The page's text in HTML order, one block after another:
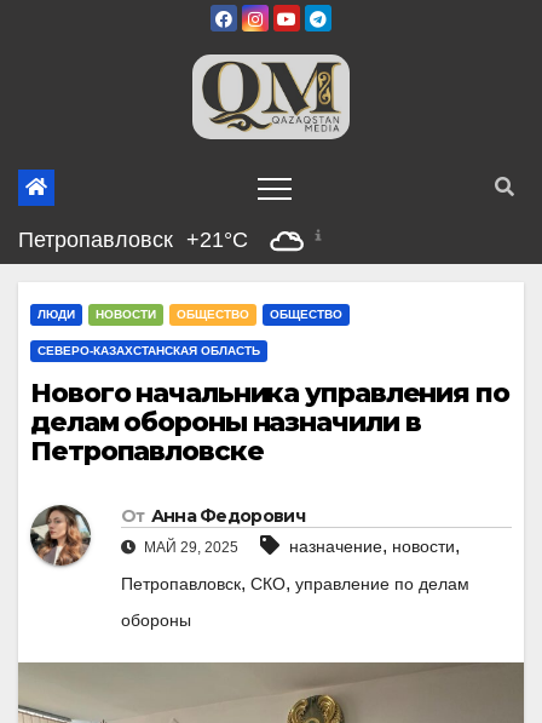
Петропавловск +21°C
ЛЮДИ НОВОСТИ ОБЩЕСТВО ОБЩЕСТВО
СЕВЕРО-КАЗАХСТАНСКАЯ ОБЛАСТЬ
Нового начальника управления по
делам обороны назначили в
Петропавловске
От Анна Федорович
МАЙ 29, 2025 назначение, новости,
Петропавловск, СКО, управление по делам
обороны